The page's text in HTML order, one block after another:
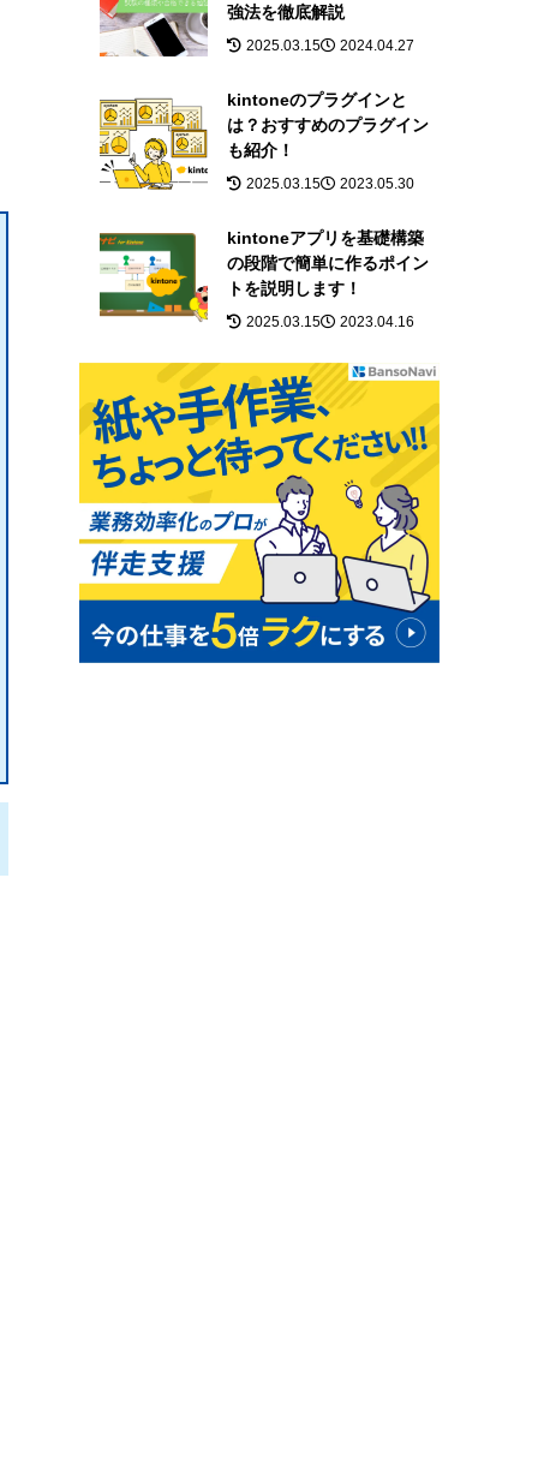
強法を徹底解説
2025.03.15 2024.04.27
kintoneのプラグインと
は？おすすめのプラグイン
も紹介！
2025.03.15 2023.05.30
kintoneアプリを基礎構築
の段階で簡単に作るポイン
トを説明します！
2025.03.15 2023.04.16